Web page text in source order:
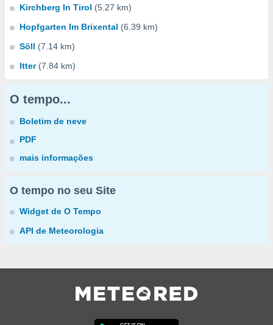
Kirchberg In Tirol (5.27 km)
Hopfgarten Im Brixental (6.39 km)
Söll (7.14 km)
Itter (7.84 km)
O tempo...
Boletim de neve
PDF
mais informações
O tempo no seu Site
Widget de O Tempo
API de Meteorologia